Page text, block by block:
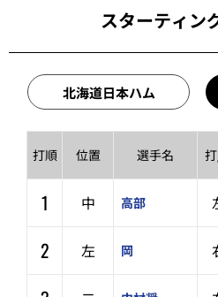
スターティン
北海道日本ハム
打順 位置 選手名
1 中 高部
2
左 岡